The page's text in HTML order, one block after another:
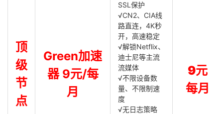
顶
级
节
点
Green加速
器 9元/每
月
SSL保护
√CN2、CIA线
路直连，4K秒
开，高速稳定
√解锁Netflix、
迪士尼等主流
流媒体
√不限设备数
量、不限制速
度
√无日志策略
9元
每月